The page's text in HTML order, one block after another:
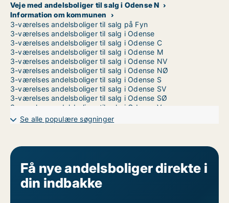
Veje med andelsboliger til salg i Odense N
Information om kommunen
3-værelses andelsboliger til salg på Fyn
3-værelses andelsboliger til salg i Odense
3-værelses andelsboliger til salg i Odense C
3-værelses andelsboliger til salg i Odense M
3-værelses andelsboliger til salg i Odense NV
3-værelses andelsboliger til salg i Odense NØ
3-værelses andelsboliger til salg i Odense S
3-værelses andelsboliger til salg i Odense SV
3-værelses andelsboliger til salg i Odense SØ
3-værelses andelsboliger til salg i Odense V
Se alle populære søgninger
Få nye andelsboliger direkte i
din indbakke